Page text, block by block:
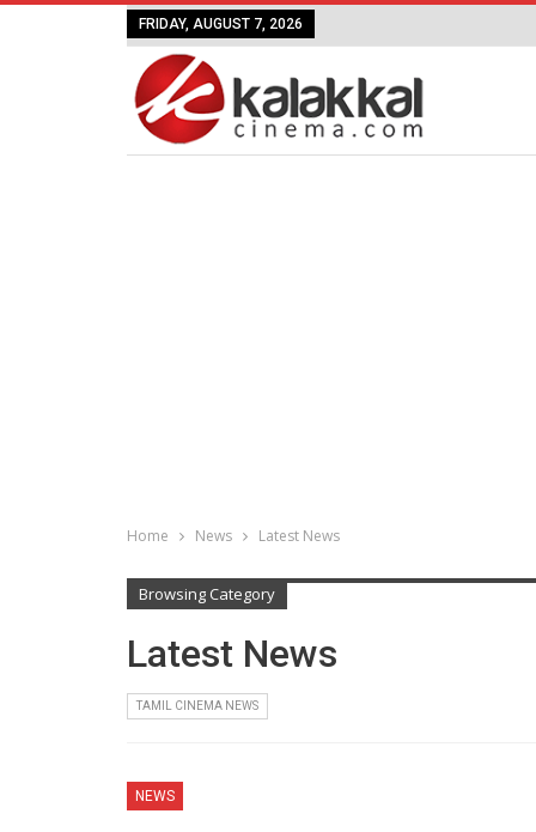
FRIDAY, AUGUST 7, 2026
Home News Latest News
Browsing Category
Latest News
TAMIL CINEMA NEWS
NEWS